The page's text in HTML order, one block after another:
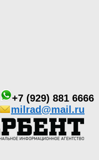
+7 (929) 881 6666
milrad@mail.ru